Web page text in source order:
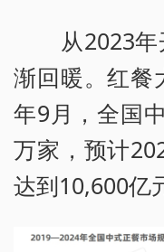
从2023年
渐回暖。红餐
年9月，全国
万家，预计
达到10,600亿